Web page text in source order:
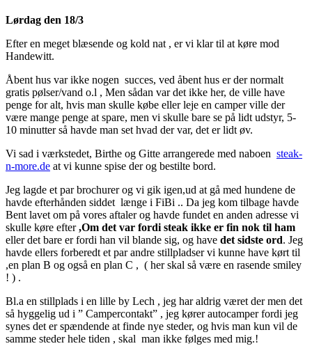
Lørdag den 18/3
Efter en meget blæsende og kold nat , er vi klar til at køre mod
Handewitt.
Åbent hus var ikke nogen succes, ved åbent hus er der normalt
gratis pølser/vand o.l , Men sådan var det ikke her, de ville have
penge for alt, hvis man skulle købe eller leje en camper ville der
være mange penge at spare, men vi skulle bare se på lidt udstyr, 5-
10 minutter så havde man set hvad der var, det er lidt øv.
Vi sad i værkstedet, Birthe og Gitte arrangerede med naboen steak-
n-more.de at vi kunne spise der og bestilte bord.
Jeg lagde et par brochurer og vi gik igen,ud at gå med hundene de
havde efterhånden siddet længe i FiBi .. Da jeg kom tilbage havde
Bent lavet om på vores aftaler og havde fundet en anden adresse vi
skulle køre efter,Om det var fordi steak ikke er fin nok til ham
eller det bare er fordi han vil blande sig, og have det sidste ord. Jeg
havde ellers forberedt et par andre stillpladser vi kunne have kørt til
,en plan B og også en plan C , ( her skal så være en rasende smiley
! ) .
Bl.a en stillplads i en lille by Lech , jeg har aldrig været der men det
så hyggelig ud i ” Campercontakt” , jeg kører autocamper fordi jeg
synes det er spændende at finde nye steder, og hvis man kun vil de
samme steder hele tiden , skal man ikke følges med mig.!